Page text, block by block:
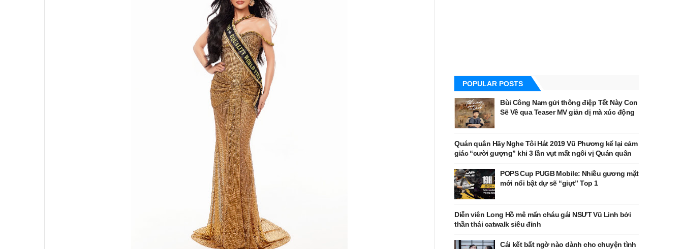
POPULAR POSTS
Bùi Công Nam gửi thông điệp Tết Này Con
Sẽ Về qua Teaser MV giản dị mà xúc động
Quán quân Hãy Nghe Tôi Hát 2019 Vũ Phương kể lại cảm
giác “cười gượng” khi 3 lần vụt mất ngôi vị Quán quân
POPS Cup PUGB Mobile: Nhiều gương mặt
mới nổi bật dự sẽ “giựt” Top 1
Diễn viên Long Hồ mê mẩn cháu gái NSƯT Vũ Linh bởi
thần thái catwalk siêu đỉnh
Cái kết bất ngờ nào dành cho chuyện tình